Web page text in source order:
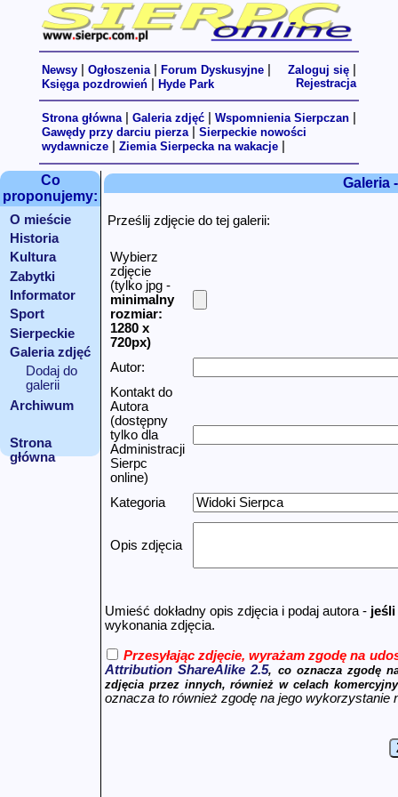
Newsy Ogłoszenia Forum Dyskusyjne
Księga pozdrowień Hyde Park
Zaloguj się
Rejestracja
Strona główna| Galeria zdjęć Wspomnienia Sierpczan
Gawędy przy darciu pierza| Sierpeckie nowości
wydawnicze
Ziemia Sierpecka na wakacje
Co
proponujemy:
O mieście
Historia
Kultura
Zabytki
Informator
Sport
Sierpeckie
linki
Galeria zdjęć
Dodaj do
galerii
Archiwum
Strona
główna
Galeria
Prześlij zdjęcie do tej galerii:
Wybierz
zdjęcie
(tylko jpg -
minimalny
rozmiar:
1280 x
720px)
Autor:
Kontakt do
Autora
(dostępny
tylko dla
Administracji
Sierpc
online)
Kategoria
Opis zdjęcia
Umieść dokładny opis zdjęcia i podaj autora -
wykonania zdjęcia.
Przesyłając zdjęcie, wyrażam zgodę na
Attribution ShareAlike 2.5, co oznacza zgodę
zdjęcia przez innych, również w celach
oznacza to również zgodę na jego